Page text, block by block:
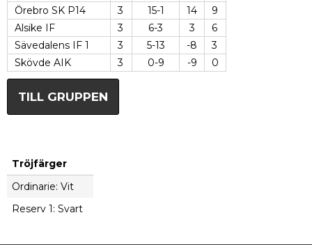
Örebro SK P14
3 15-1 14
9
Alsike IF
3 6-3 3
6
Sävedalens IF 1
3 5-13 -8
3
Skövde AIK
3 0-9 -9 0
TILL GRUPPEN
Tröjfärger
Ordinarie: Vit
Reserv 1: Svart